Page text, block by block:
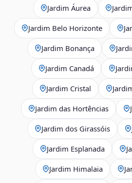
Jardim Áurea
Jardim Belo Horizonte
Jardim Bonança
Jardim Canadá
Jardim Cristal
Jardim das Hortências
Jardim dos Girassóis
Jardim Esplanada
Jardim Himalaia